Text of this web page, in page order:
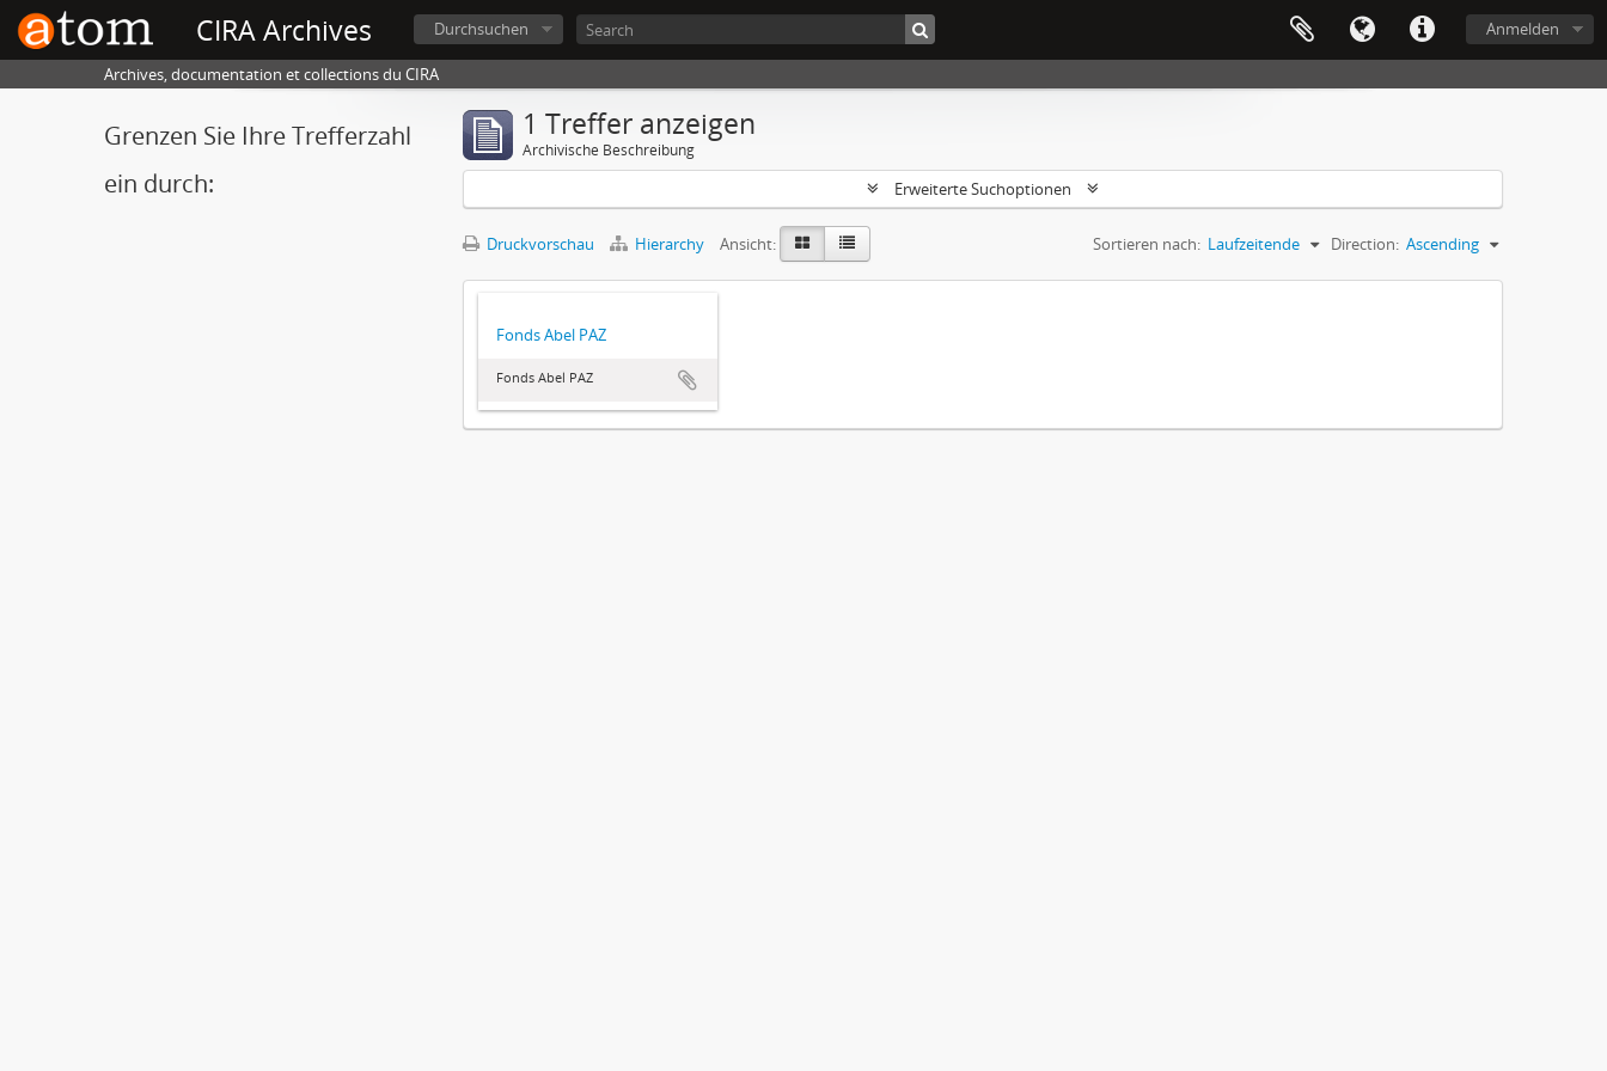
CIRA Archives Anmelden
Durchsuchen
Archives, documentation et collections du CIRA
Grenzen Sie Ihre Trefferzahl
ein durch:
1 Treffer anzeigen
Archivische Beschreibung
Erweiterte Suchoptionen
Druckvorschau Hierarchy Ansicht: Sortieren nach: Laufzeitende Direction: Ascending
Fonds Abel PAZ
Fonds Abel PAZ